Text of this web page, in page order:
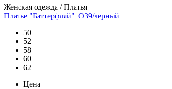
Женская одежда / Платья
Платье "Баттерфляй"_О39/черный
50
52
58
60
62
Цена